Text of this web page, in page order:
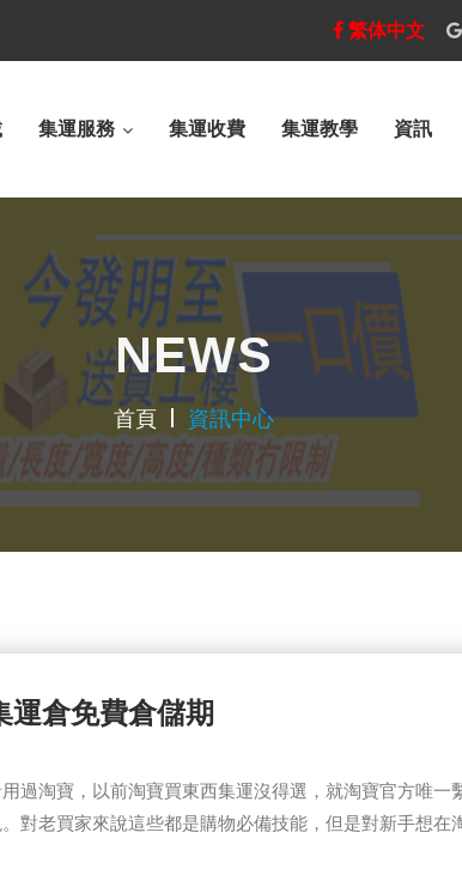
繁体中文
集運服務 集運收費 集運教學 資訊
NEWS
首頁 資訊中心
運倉免費倉儲期
過淘寶，以前淘寶買東西集運沒得選，就淘寶官方唯一
對老買家來說這些都是購物必備技能，但是對新手想在